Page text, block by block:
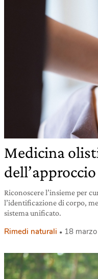
Medicina
Riconoscere l’insieme per
l’identificazione di corpo,
sistema unificato.
Rimedi naturali 18